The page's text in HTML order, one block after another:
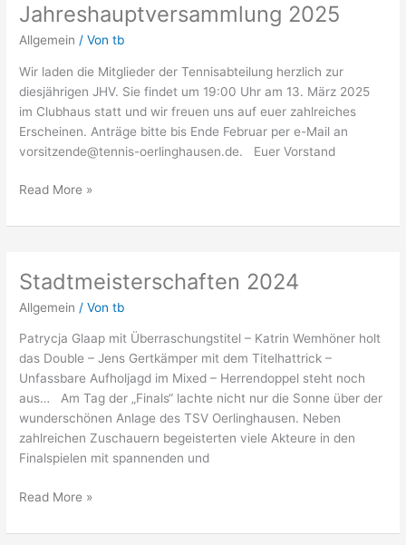
Jahreshauptversammlung 2025
Allgemein / Vontb
Wir laden die Mitglieder der Tennisabteilung herzlich zur
diesjährigen JHV. Sie findet um 19:00 Uhr am 13. März 2025
im Clubhaus statt und wir freuen uns auf euer zahlreiches
Erscheinen. Anträge bitte bis Ende Februar per e-Mail an
vorsitzende@tennis-oerlinghausen.de. Euer Vorstand
Jahreshauptversammlung
Read More »
Stadtmeisterschaften 2024
Allgemein / Vontb
Patrycja Glaap mit Überraschungstitel – Katrin Wemhöner holt
das Double – Jens Gertkämper mit dem Titelhattrick –
Unfassbare Aufholjagd im Mixed – Herrendoppel steht noch
aus… Am Tag der „Finals“ lachte nicht nur die Sonne über der
wunderschönen Anlage des TSV Oerlinghausen. Neben
zahlreichen Zuschauern begeisterten viele Akteure in den
Finalspielen mit spannenden und
Stadtmeisterschaften
Read More »